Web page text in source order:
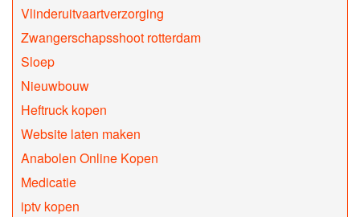
Vlinderuitvaartverzorging
Zwangerschapsshoot rotterdam
Sloep
Nieuwbouw
Heftruck kopen
Website laten maken
Anabolen Online Kopen
Medicatie
iptv kopen